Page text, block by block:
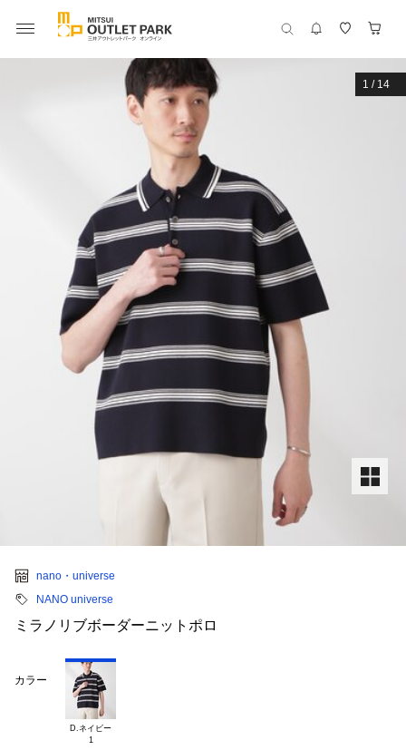
1 / 14
nano・universe
NANO universe
ミラノリブボーダーニットポロ
カラー
D.ネイビー